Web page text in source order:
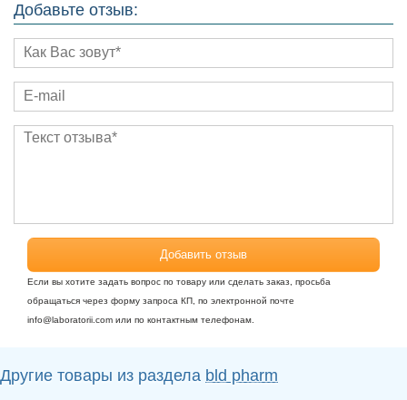
Добавьте отзыв:
Добавить отзыв
Если вы хотите задать вопрос по товару или сделать заказ, просьба
обращаться через форму запроса КП, по электронной почте
info@laboratorii.com или по контактным телефонам.
Другие товары из раздела bld pharm